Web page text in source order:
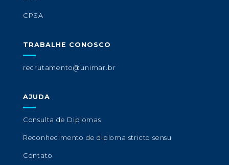
CPSA
TRABALHE CONOSCO
recrutamento@unimar.br
AJUDA
Consulta de Diplomas
Reconhecimento de diploma stricto sensu
Contato